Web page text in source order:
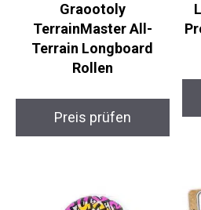
Graootoly
TerrainMaster All-
Terrain Longboard
Rollen
Preis prüfen